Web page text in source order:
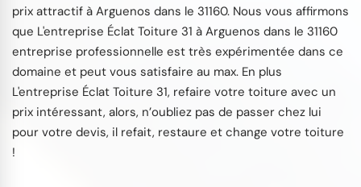
prix attractif à Arguenos dans le 31160. Nous vous affirmons
que L'entreprise Éclat Toiture 31 à Arguenos dans le 31160
entreprise professionnelle est très expérimentée dans ce
domaine et peut vous satisfaire au max. En plus
L'entreprise Éclat Toiture 31, refaire votre toiture avec un
prix intéressant, alors, n’oubliez pas de passer chez lui
pour votre devis, il refait, restaure et change votre toiture
!